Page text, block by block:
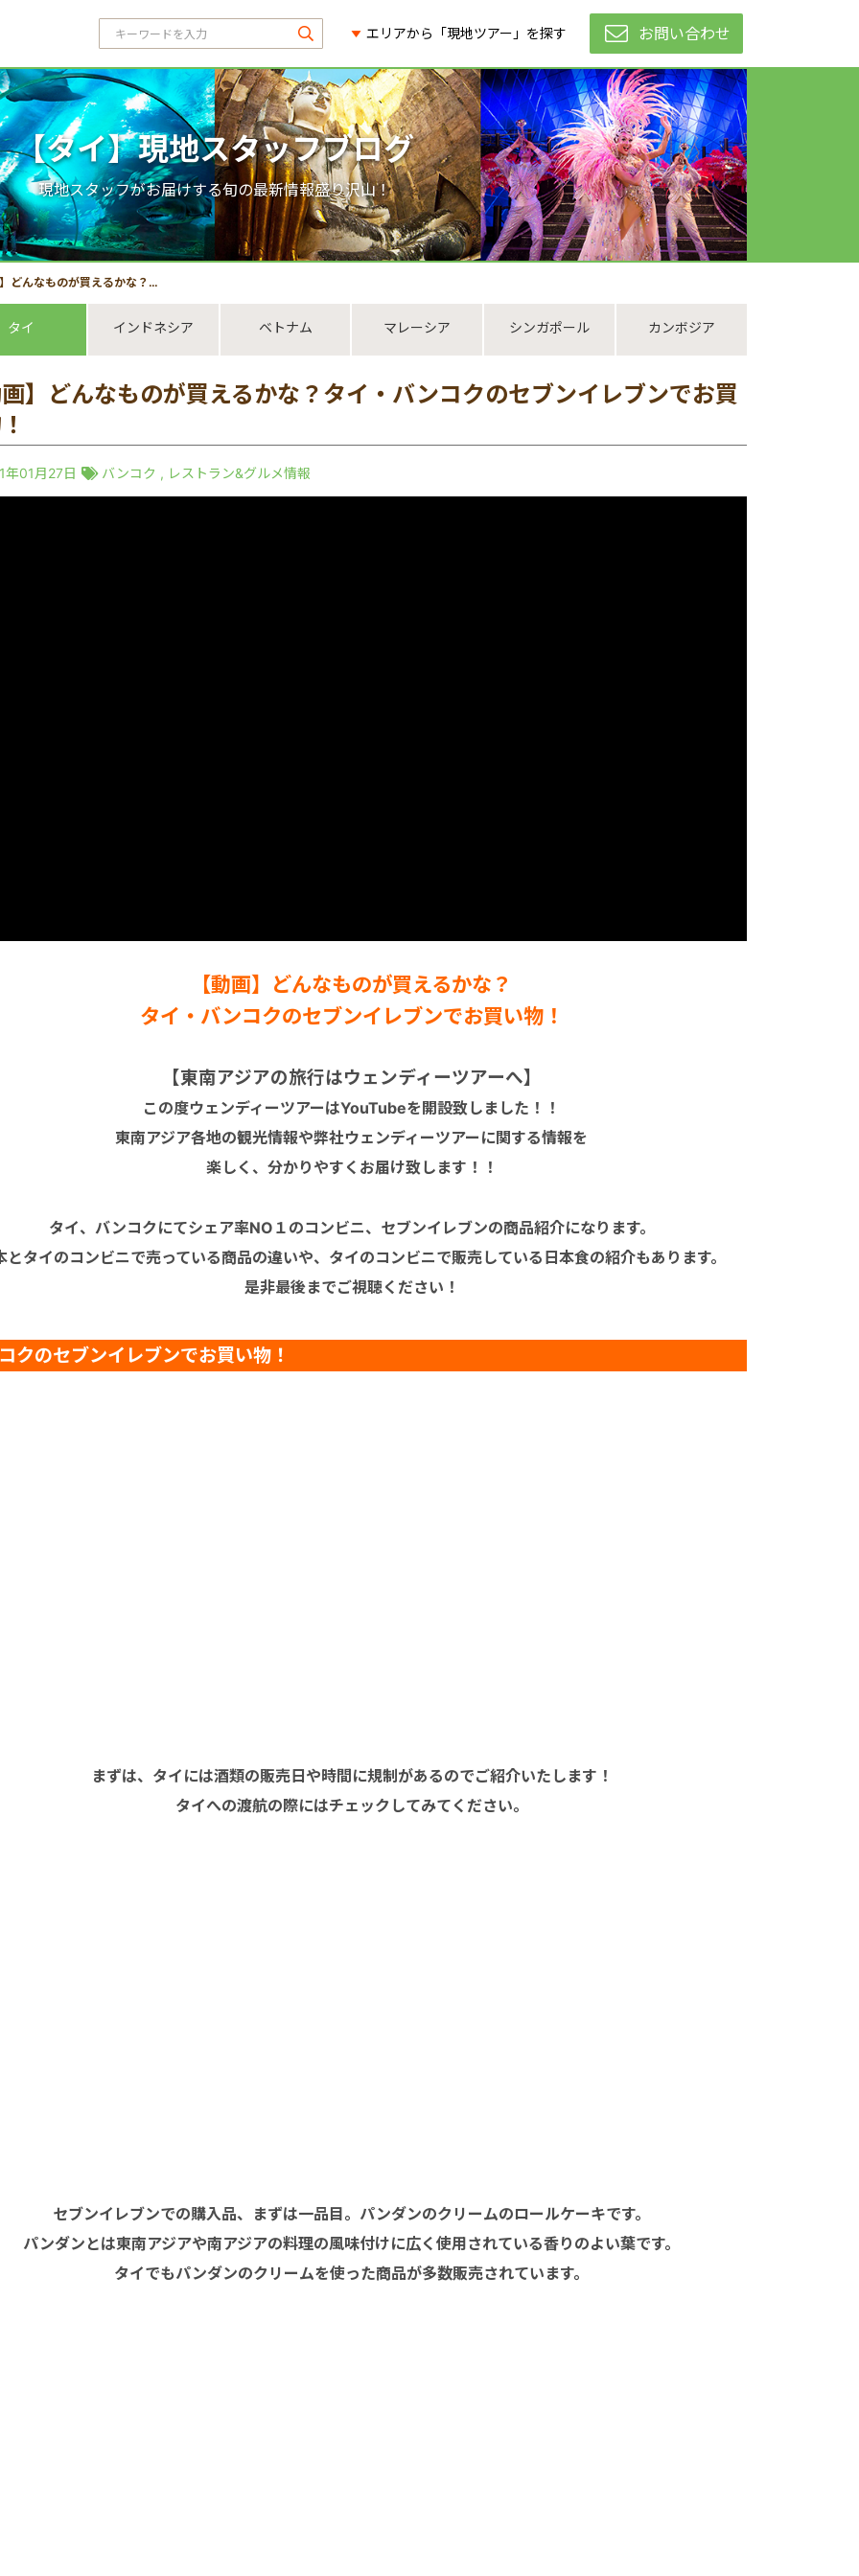
エリアから「現地ツアー」を探す お問い合わせ
【タイ】現地スタッフブログ
現地スタッフがお届けする旬の最新情報盛り沢山！
が買えるかな？タイ・バンコクのセブンイレブンでお買い物！
タイ インドネシア ベトナム マレーシア シンガポール カンボジア
】どんなものが買えるかな？タイ・バンコクのセブンイレブンでお買
年01月27日 バンコク , レストラン&グルメ情報
【動画】どんなものが買えるかな？
タイ・バンコクのセブンイレブンでお買い物！
【東南アジアの旅行はウェンディーツアーへ】
この度ウェンディーツアーはYouTubeを開設致しました！！
東南アジア各地の観光情報や弊社ウェンディーツアーに関する情報を
楽しく、分かりやすくお届け致します！！
タイ、バンコクにてシェア率NO１のコンビニ、セブンイレブンの商品紹介になります。
とタイのコンビニで売っている商品の違いや、タイのコンビニで販売している日本食の紹介もあります。
是非最後までご視聴ください！
クのセブンイレブンでお買い物！
まずは、タイには酒類の販売日や時間に規制があるのでご紹介いたします！
タイへの渡航の際にはチェックしてみてください。
セブンイレブンでの購入品、まずは一品目。パンダンのクリームのロールケーキです。
パンダンとは東南アジアや南アジアの料理の風味付けに広く使用されている香りのよい葉です。
タイでもパンダンのクリームを使った商品が多数販売されています。